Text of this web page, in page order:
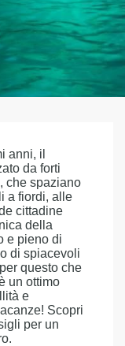
anni, il
da forti
che spaziano
a fiordi, alle
cittadine
della
e pieno di
di spiacevoli
questo che
un ottimo
e
Scopri
per un